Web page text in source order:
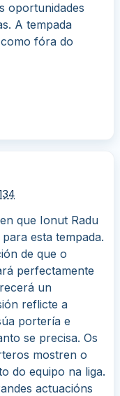
oportunidades
A tempada
fóra do
que Ionut Radu
esta tempada.
de que o
perfectamente
un
reflicte a
portería e
se precisa. Os
mostren o
do equipo na liga.
actuacións